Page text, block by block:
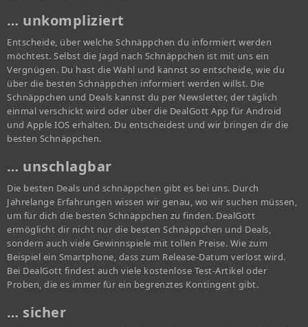
… unkompliziert
Entscheide, über welche Schnäppchen du informiert werden
möchtest. Selbst die Jagd nach Schnäppchen ist mit uns ein
Vergnügen. Du hast die Wahl und kannst so entscheide, wie du
über die besten Schnäppchen informiert werden willst. Die
Schnäppchen und Deals kannst du per Newsletter, der täglich
einmal verschickt wird oder über die DealGott App für Android
und Apple IOS erhalten. Du entscheidest und wir bringen dir die
besten Schnäppchen.
… unschlagbar
Die besten Deals und schnäppchen gibt es bei uns. Durch
Jahrelange Erfahrungen wissen wir genau, wo wir suchen müssen,
um für dich die besten Schnäppchen zu finden. DealGott
ermöglicht dir nicht nur die besten Schnäppchen und Deals,
sondern auch viele Gewinnspiele mit tollen Preise. Wie zum
Beispiel ein Smartphone, dass zum Release-Datum verlost wird.
Bei DealGott findest auch viele kostenlose Test-Artikel oder
Proben, die es immer für ein begrenztes Kontingent gibt.
… sicher